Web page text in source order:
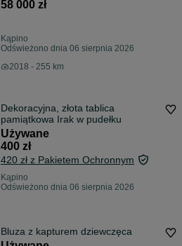
58 000 zł
Kąpino
Odświeżono dnia 06 sierpnia 2026
2018 - 255 km
Dekoracyjna, złota tablica
pamiątkowa Irak w pudełku
Używane
400 zł
420 zł z Pakietem Ochronnym
Kąpino
Odświeżono dnia 06 sierpnia 2026
Bluza z kapturem dziewczęca